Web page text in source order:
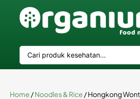
Home /Noodles & Rice / Hongkong